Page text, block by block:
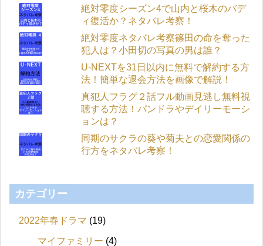
絶対零度シーズン4で山内と桜木のバデ
ィ復活か？ネタバレ考察！
絶対零度ネタバレ考察篠田の命を奪った
犯人は？小田切の写真の男は誰？
U-NEXTを31日以内に無料で解約する方
法！簡単な退会方法を画像で解説！
真犯人フラグ２話フル動画見逃し無料視
聴する方法！パンドラやデイリーモーシ
ョンは？
同期のサクラの葵や菊夫との恋愛関係の
行方をネタバレ考察！
カテゴリー
2022年春ドラマ (19)
マイファミリー (4)